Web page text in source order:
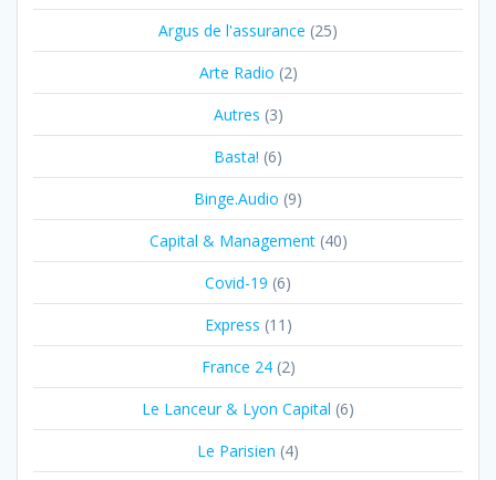
Argus de l'assurance (25)
Arte Radio (2)
Autres (3)
Basta! (6)
Binge.Audio (9)
Capital & Management(40)
Covid-19 (6)
Express (11)
France 24(2)
Le Lanceur & Lyon Capital (6)
Le Parisien (4)